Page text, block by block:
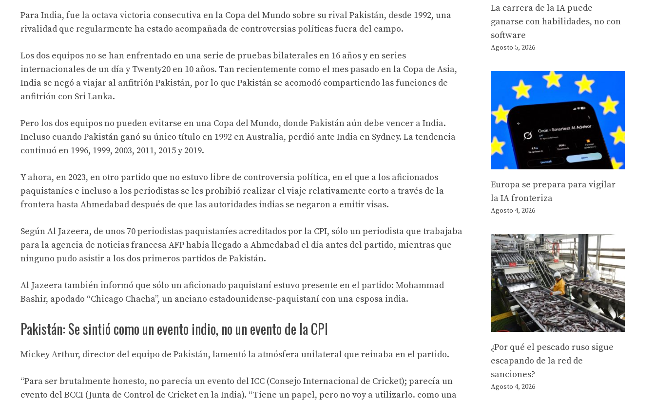
Para India, fue la octava victoria consecutiva en la Copa del Mundo sobre su rival Pakistán, desde 1992, una
rivalidad que regularmente ha estado acompañada de controversias políticas fuera del campo.
Los dos equipos no se han enfrentado en una serie de pruebas bilaterales en 16 años y en series
internacionales de un día y Twenty20 en 10 años. Tan recientemente como el mes pasado en la Copa de Asia,
India se negó a viajar al anfitrión Pakistán, por lo que Pakistán se acomodó compartiendo las funciones de
anfitrión con Sri Lanka.
Pero los dos equipos no pueden evitarse en una Copa del Mundo, donde Pakistán aún debe vencer a India.
Incluso cuando Pakistán ganó su único título en 1992 en Australia, perdió ante India en Sydney. La tendencia
continuó en 1996, 1999, 2003, 2011, 2015 y 2019.
Y ahora, en 2023, en otro partido que no estuvo libre de controversia política, en el que a los aficionados
paquistaníes e incluso a los periodistas se les prohibió realizar el viaje relativamente corto a través de la
frontera hasta Ahmedabad después de que las autoridades indias se negaron a emitir visas.
Según Al Jazeera, de unos 70 periodistas paquistaníes acreditados por la CPI, sólo un periodista que trabajaba
para la agencia de noticias francesa AFP había llegado a Ahmedabad el día antes del partido, mientras que
ninguno pudo asistir a los dos primeros partidos de Pakistán.
Al Jazeera también informó que sólo un aficionado paquistaní estuvo presente en el partido: Mohammad
Bashir, apodado “Chicago Chacha”, un anciano estadounidense-paquistaní con una esposa india.
Pakistán: Se sintió como un evento indio, no un evento de la CPI
Mickey Arthur, director del equipo de Pakistán, lamentó la atmósfera unilateral que reinaba en el partido.
“Para ser brutalmente honesto, no parecía un evento del ICC (Consejo Internacional de Cricket); parecía un
evento del BCCI (Junta de Control de Cricket en la India). “Tiene un papel, pero no voy a utilizarlo. como una
La carrera de la IA puede
ganarse con habilidades, no con
software
Agosto 5, 2026
Europa se prepara para vigilar
la IA fronteriza
Agosto 4, 2026
¿Por qué el pescado ruso sigue
escapando de la red de
sanciones?
Agosto 4, 2026